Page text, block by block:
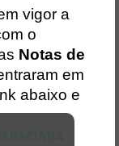
vigor a
o
Notas de
em
abaixo e
bundle/wpo_in